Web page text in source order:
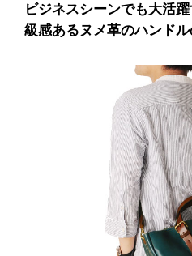
ビジネスシーンでも大活
級感あるヌメ革のハンド